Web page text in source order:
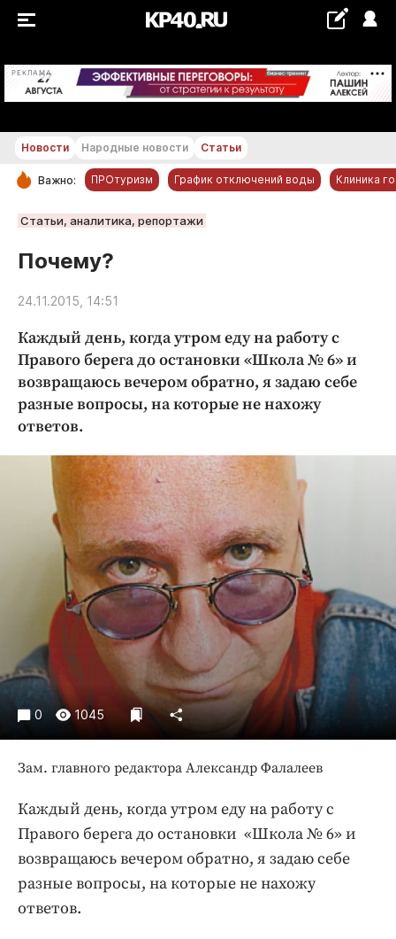
РЕКЛАМА +21...+22 °С
РУБРИКИ
Обнинск
Новости компаний
Статьи
Народные новости
Авто и транспорт
Благоустройство
Криминал
Культура
Недвижимость и ЖКХ
Образование
Общество
Погода
Праздники
Происшествия
Спорт
Экономика и бизнес
ПРОЕКТЫ
Блоги
Издания
Медиаперсона
Интересное чтиво
Клиника года
Бренд года
Работодатель года
Новости Народные новости Статьи
Важно: ПРОтуризм График отключений воды Клиника
Статьи, аналитика, репортажи
Почему?
24.11.2015, 14:51
Каждый день, когда утром еду на работу с
Правого берега до остановки «Школа № 6» и
возвращаюсь вечером обратно, я задаю себе
разные вопросы, на которые не нахожу
ответов.
0 1045
Зам. главного редактора Александр Фалалеев
Каждый день, когда утром еду на работу с
Правого берега до остановки «Школа № 6» и
возвращаюсь вечером обратно, я задаю себе
разные вопросы, на которые не нахожу
ответов.